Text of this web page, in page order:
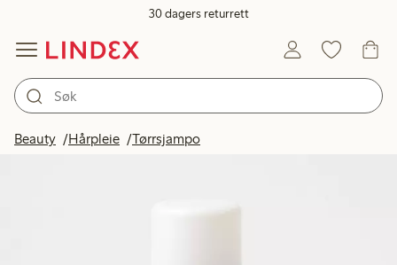
30 dagers returrett
Beauty Hårpleie Tørrsjampo